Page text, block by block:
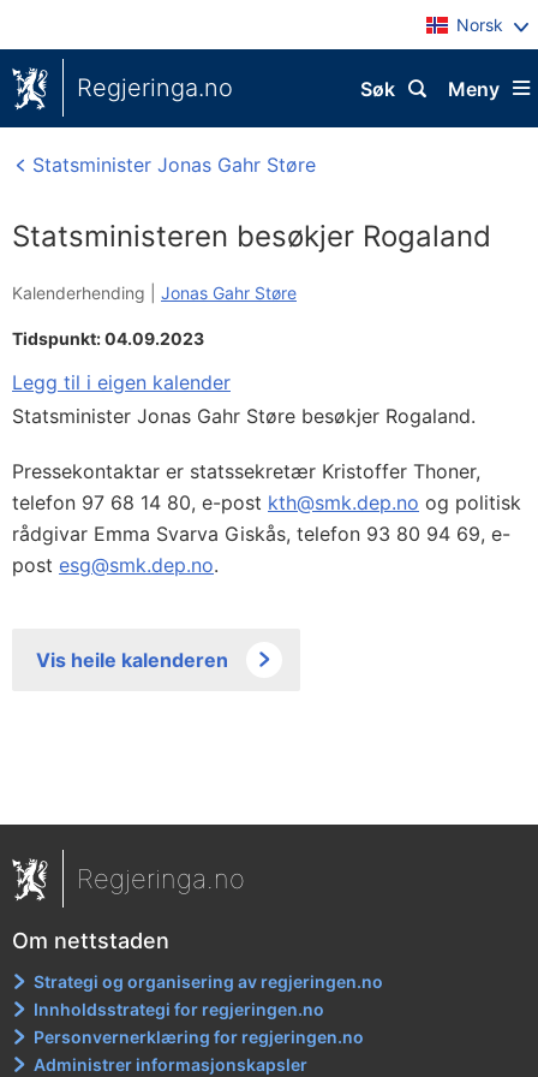
Norsk
Regjeringa.no Meny
Søk
Statsminister Jonas Gahr Støre
Statsministeren besøkjer Rogaland
Kalenderhending | Jonas Gahr Støre
Tidspunkt: 04.09.2023
Legg til i eigen kalender
Statsminister Jonas Gahr Støre besøkjer Rogaland.
Pressekontaktar er statssekretær Kristoffer Thoner,
telefon 97 68 14 80, e-post kth@smk.dep.no og politisk
rådgivar Emma Svarva Giskås, telefon 93 80 94 69, e-
post esg@smk.dep.no.
Vis heile kalenderen
Regjeringa.no
Om nettstaden
Strategi og organisering av regjeringen.no
Innholdsstrategi for regjeringen.no
Personvernerklæring for regjeringen.no
Administrer informasjonskapsler